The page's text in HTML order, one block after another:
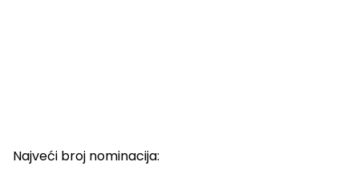
Najveći broj nominacija: